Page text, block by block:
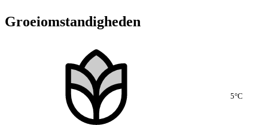
Groeiomstandigheden
5°C